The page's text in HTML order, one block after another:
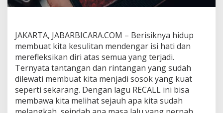
n
i
a
D
e
n
g
n
M
JAKARTA, JABARBICARA.COM – Berisiknya hidup
membuat kita kesulitan mendengar isi hati dan
merefleksikan diri atas semua yang terjadi.
Ternyata tantangan dan rintangan yang sudah
dilewati membuat kita menjadi sosok yang kuat
seperti sekarang. Dengan lagu RECALL ini bisa
membawa kita melihat sejauh apa kita sudah